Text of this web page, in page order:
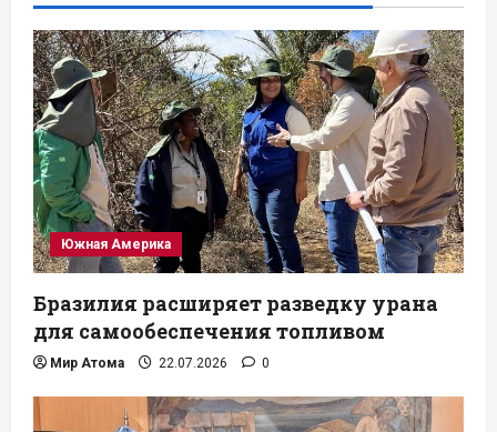
Южная Америка
Бразилия расширяет разведку урана
для самообеспечения топливом
Мир Атома 22.07.2026 0